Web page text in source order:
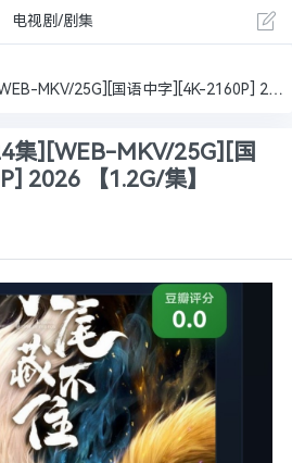
电视剧/剧集
[九尾藏不住][全24集][WEB-MKV/25G][国语中字][4K-2160P] 2026 【1.2G/集】
集][WEB-MKV/25G][国
2026 【1.2G/集】